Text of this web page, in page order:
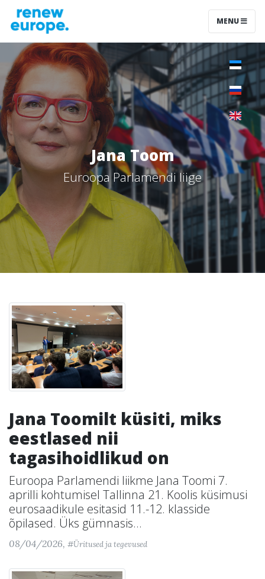
MENU
Jana Toom
Euroopa Parlamendi liige
Jana Toomilt küsiti, miks
eestlased nii
tagasihoidlikud on
Euroopa Parlamendi liikme Jana Toomi 7.
aprilli kohtumisel Tallinna 21. Koolis küsimusi
eurosaadikule esitasid 11.-12. klasside
õpilased. Üks gümnasis...
08/04/2026, #Üritused ja tegevused